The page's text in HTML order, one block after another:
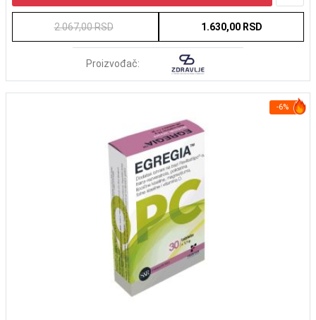
2.067,00 RSD 1.630,00 RSD
Proizvođač:
-6%